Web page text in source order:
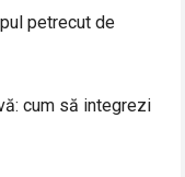
petrecut de
cum să integrezi